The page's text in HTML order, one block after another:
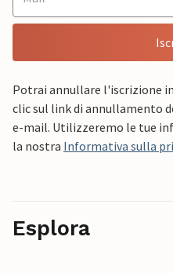
Potrai annullare l'iscrizione
clic sul link di annullamento
e-mail. Utilizzeremo le tue
la nostra Informativa sulla
Esplora